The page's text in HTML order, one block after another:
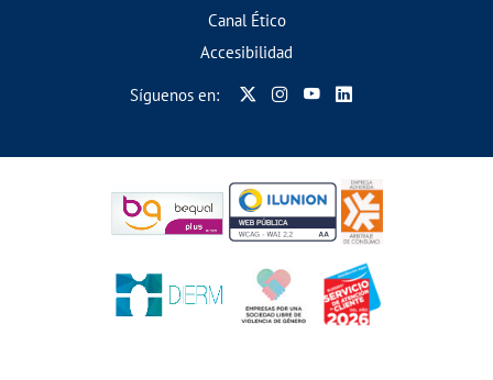
Canal Ético
Accesibilidad
Síguenos en: